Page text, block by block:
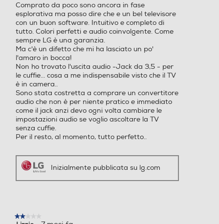
Larghezza-mm
1236
Profondità-mm
260
Peso-Kg
19,3
Informazioni sulla sicurezza del prodotto
Clicca qui
Numero connessioni ottich
e
1
Numero connessioni ottich
e
Interfaccia AV Interfaccia AV
Uscita cuffie Uscita cuffie
stelle.
Comprato da poco sono ancora in fase
esplorativa ma posso dire che e un bel televisore
con un buon software. Intuitivo e completo di
tutto. Colori perfetti e audio coinvolgente. Come
sempre LG è una garanzia.
Ma c'è un difetto che mi ha lasciato un po'
l'amaro in bocca!
Non ho trovato l'uscita audio -Jack da 3,5 - per
le cuffie... cosa a me indispensabile visto che il TV
è in camera..
Sono stata costretta a comprare un convertitore
audio che non è per niente pratico e immediato
come il jack anzi devo ogni volta cambiare le
impostazioni audio se voglio ascoltare la TV
senza cuffie.
Per il resto, al momento, tutto perfetto..
Inizialmente pubblicata su lg.com
★★★★★
★★★★★